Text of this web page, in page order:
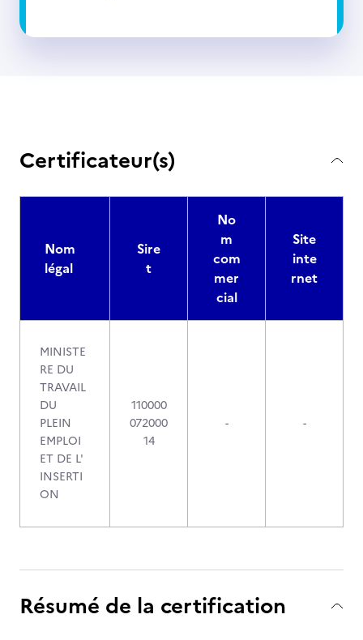
Certificateur(s)
Nom
légal
Sire
t
No
m
com
mer
cial
Site
inte
rnet
MINISTE
RE DU
TRAVAIL
DU
PLEIN
EMPLOI
ET DE L'
INSERTI
ON
110000
072000
14
- -
Résumé de la certification